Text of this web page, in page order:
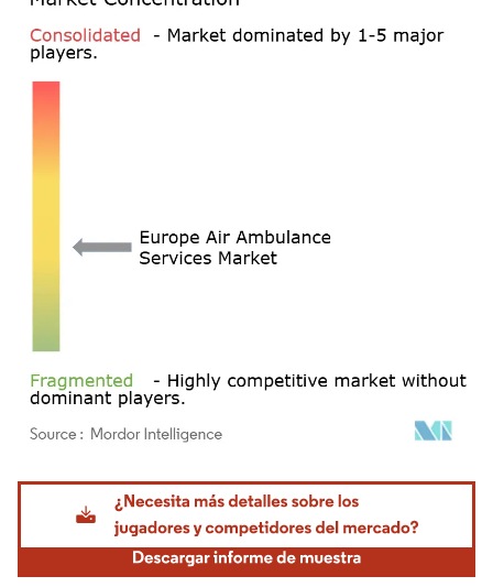
Imagen © Mordor Intelligence. El uso requiere atribución según CC BY 4.0.